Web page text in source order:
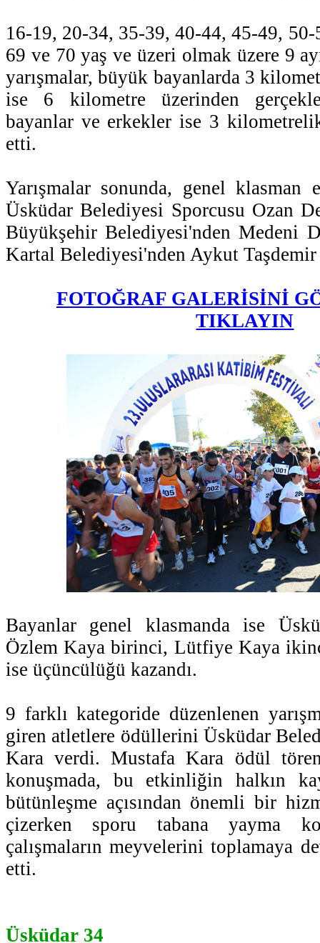
16-19, 20-34, 35-39, 40-44, 45-49,
69 ve 70 yaş ve üzeri olmak üzere 9
yarışmalar, büyük bayanlarda 3
ise 6 kilometre üzerinden
bayanlar ve erkekler ise 3
etti.
Yarışmalar sonunda, genel
Üsküdar Belediyesi Sporcusu Ozan
Büyükşehir Belediyesi'nden Medeni
Kartal Belediyesi'nden Aykut
FOTOĞRAF GALERİSİNİ
TIKLAYIN
Bayanlar genel klasmanda ise
Özlem Kaya birinci, Lütfiye Kaya
ise üçüncülüğü kazandı.
9 farklı kategoride düzenlenen
giren atletlere ödüllerini Üsküdar
Kara verdi. Mustafa Kara ödül
konuşmada, bu etkinliğin halkın
bütünleşme açısından önemli bir
çizerken sporu tabana yayma
çalışmaların meyvelerini toplamaya
etti.
Üsküdar 34